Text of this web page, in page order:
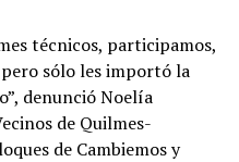
técnicos, participamos,
sólo les importó la
denunció Noelía
de Quilmes-
de Cambiemos y